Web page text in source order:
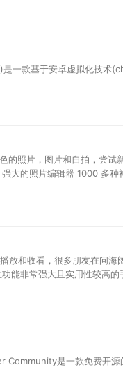
一款基于安卓虚拟化技术
的照片，图片和自拍，尝试
大的照片编辑器 1000 多种
放和收看，很多朋友在问海
能非常强大且实用性较高的
的至尊享受。
是一款免费开源